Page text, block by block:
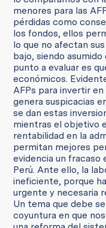
menores para las
pérdidas como
los fondos, ellos
lo que no afectan
bajo, siendo
punto a evaluar es
económicos.
AFPs para invertir
genera suspicacias
se dan estas
mientras el objetivo
rentabilidad en la
permitan mejores
evidencia un fracaso
Perú. Ante ello, la
ineficiente, porque
urgente y necesaria
Un tema que debe
coyuntura en que